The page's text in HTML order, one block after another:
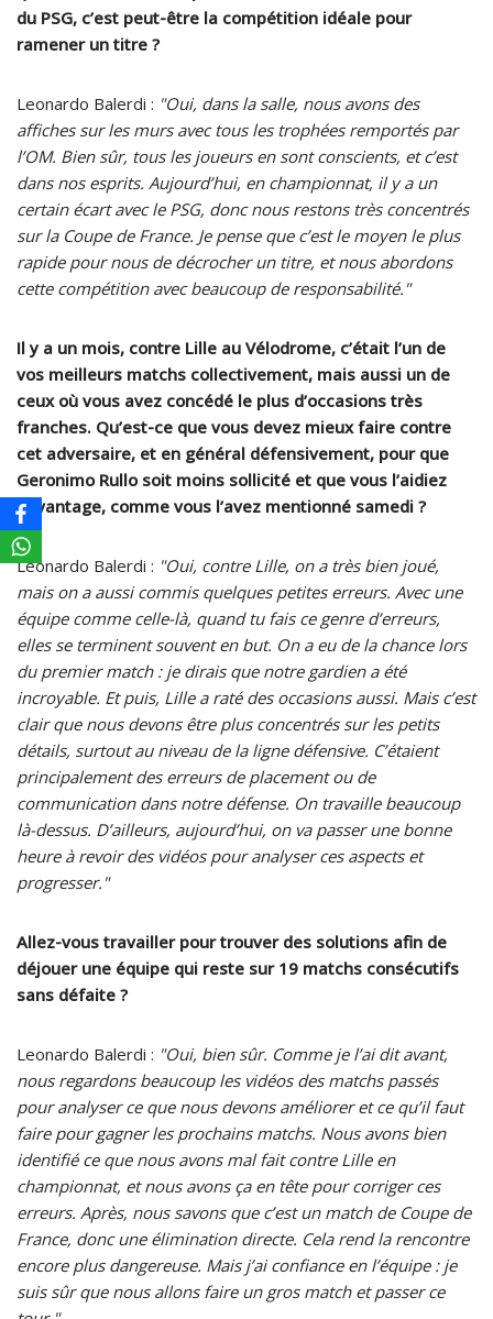
du PSG, c’est peut-être la compétition idéale pour
ramener un titre ?
Leonardo Balerdi : "Oui, dans la salle, nous avons des
affiches sur les murs avec tous les trophées remportés par
l’OM. Bien sûr, tous les joueurs en sont conscients, et c’est
dans nos esprits. Aujourd’hui, en championnat, il y a un
certain écart avec le PSG, donc nous restons très concentrés
sur la Coupe de France. Je pense que c’est le moyen le plus
rapide pour nous de décrocher un titre, et nous abordons
cette compétition avec beaucoup de responsabilité."
Il y a un mois, contre Lille au Vélodrome, c’était l’un de
vos meilleurs matchs collectivement, mais aussi un de
ceux où vous avez concédé le plus d’occasions très
franches. Qu’est-ce que vous devez mieux faire contre
cet adversaire, et en général défensivement, pour que
Geronimo Rullo soit moins sollicité et que vous l’aidiez
davantage, comme vous l’avez mentionné samedi ?
Leonardo Balerdi : "Oui, contre Lille, on a très bien joué,
mais on a aussi commis quelques petites erreurs. Avec une
équipe comme celle-là, quand tu fais ce genre d’erreurs,
elles se terminent souvent en but. On a eu de la chance lors
du premier match : je dirais que notre gardien a été
incroyable. Et puis, Lille a raté des occasions aussi. Mais c’est
clair que nous devons être plus concentrés sur les petits
détails, surtout au niveau de la ligne défensive. C’étaient
principalement des erreurs de placement ou de
communication dans notre défense. On travaille beaucoup
là-dessus. D’ailleurs, aujourd’hui, on va passer une bonne
heure à revoir des vidéos pour analyser ces aspects et
progresser."
Allez-vous travailler pour trouver des solutions afin de
déjouer une équipe qui reste sur 19 matchs consécutifs
sans défaite ?
Leonardo Balerdi : "Oui, bien sûr. Comme je l’ai dit avant,
nous regardons beaucoup les vidéos des matchs passés
pour analyser ce que nous devons améliorer et ce qu’il faut
faire pour gagner les prochains matchs. Nous avons bien
identifié ce que nous avons mal fait contre Lille en
championnat, et nous avons ça en tête pour corriger ces
erreurs. Après, nous savons que c’est un match de Coupe de
France, donc une élimination directe. Cela rend la rencontre
encore plus dangereuse. Mais j’ai confiance en l’équipe : je
suis sûr que nous allons faire un gros match et passer ce